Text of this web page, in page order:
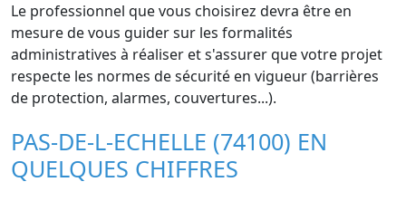
Le professionnel que vous choisirez devra être en
mesure de vous guider sur les formalités
administratives à réaliser et s'assurer que votre projet
respecte les normes de sécurité en vigueur (barrières
de protection, alarmes, couvertures...).
PAS-DE-L-ECHELLE (74100) EN
QUELQUES CHIFFRES